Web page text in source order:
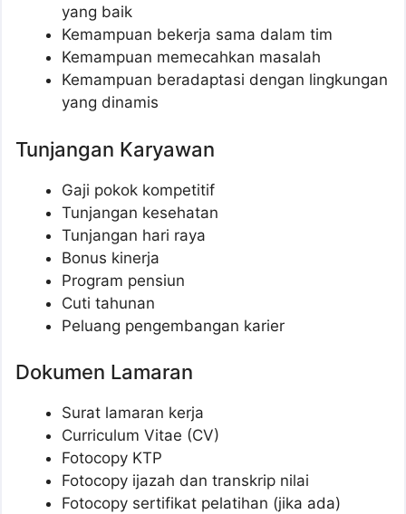
yang baik
Kemampuan bekerja sama dalam tim
Kemampuan memecahkan masalah
Kemampuan beradaptasi dengan lingkungan
yang dinamis
Tunjangan Karyawan
Gaji pokok kompetitif
Tunjangan kesehatan
Tunjangan hari raya
Bonus kinerja
Program pensiun
Cuti tahunan
Peluang pengembangan karier
Dokumen Lamaran
Surat lamaran kerja
Curriculum Vitae (CV)
Fotocopy KTP
Fotocopy ijazah dan transkrip nilai
Fotocopy sertifikat pelatihan (jika ada)